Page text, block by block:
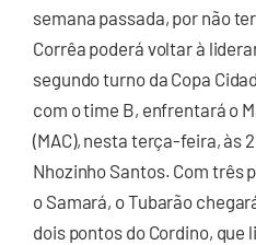
semana passada, por não
Corrêa poderá voltar à
segundo turno da Copa
com o time B, enfrentará o
(MAC), nesta terça-feira, às
Nhozinho Santos. Com três
o Samará, o Tubarão
dois pontos do Cordino, que